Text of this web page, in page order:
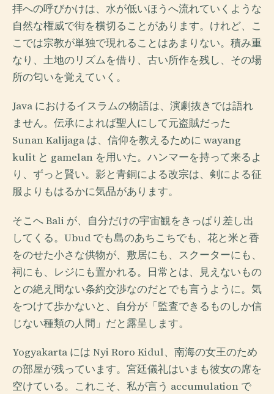
拝への呼びかけは、水が低いほうへ流れていくような
自然な権威で街を横切ることがあります。けれど、こ
こでは宗教が単独で現れることはあまりない。積み重
なり、土地のリズムを借り、古い所作を残し、その場
所の匂いを覚えていく。
Java におけるイスラムの物語は、演劇抜きでは語れ
ません。伝承によれば聖人にして元盗賊だった
Sunan Kalijaga は、信仰を教えるために wayang
kulit と gamelan を用いた。ハンマーを持って来るよ
り、ずっと賢い。影と青銅による改宗は、剣による征
服よりもはるかに気品があります。
そこへ Bali が、自分だけの宇宙観をきっぱり差し出
してくる。Ubud でも島のあちこちでも、花と米と香
をのせた小さな供物が、敷居にも、スクーターにも、
祠にも、レジにも置かれる。日常とは、見えないもの
との絶え間ない条約交渉なのだとでも言うように。気
をつけて歩かないと、自分が「監査できるものしか信
じない種類の人間」だと露呈します。
Yogyakarta には Nyi Roro Kidul、南海の女王のため
の部屋が残っています。宮廷儀礼はいまも彼女の席を
空けている。これこそ、私が言う accumulation で